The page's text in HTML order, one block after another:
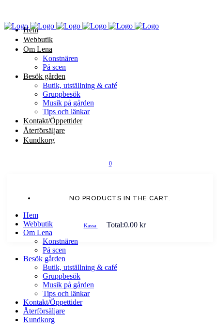
Hem
Webbutik
Om Lena
Konstnären
På scen
Besök gården
Butik, utställning & café
Gruppbesök
Musik på gården
Tips och länkar
Kontakt/Öppettider
Återförsäljare
Kundkorg
0
NO PRODUCTS IN THE CART.
Kassa Total:0.00 kr
Hem
Webbutik
Om Lena
Konstnären
På scen
Besök gården
Butik, utställning & café
Gruppbesök
Musik på gården
Tips och länkar
Kontakt/Öppettider
Återförsäljare
Kundkorg